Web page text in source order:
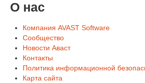
О нас
Компания AVAST Software
Сообщество
Новости Аваст
Контакты
Политика информационной
Карта сайта